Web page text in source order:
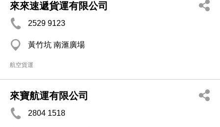
來來速遞貨運有限公司
2529 9123
黃竹坑 南滙廣場
航空貨運
來寶航運有限公司
2804 1518